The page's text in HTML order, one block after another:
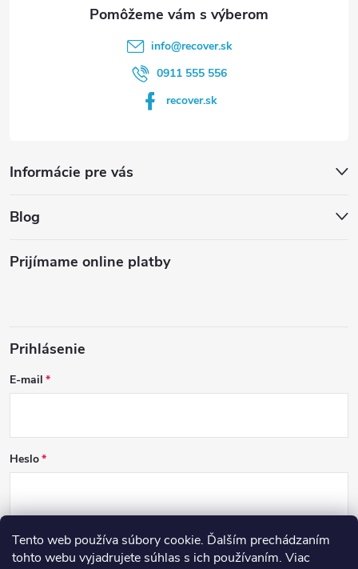
Tento web používa súbory cookie. Ďalším prechádzaním
tohto webu vyjadrujete súhlas s ich používaním. Viac
info@recover.sk
0911 555 556
recover.sk
Informácie pre vás
Blog
Prijímame online platby
Prihlásenie
E-mail
Heslo
PRIHLÁSIŤ SA